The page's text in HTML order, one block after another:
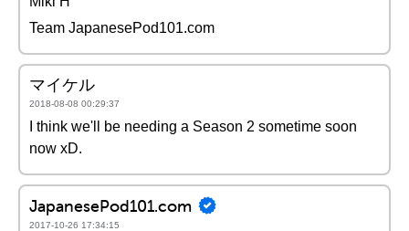
Team JapanesePod101.com
マイケル
2018-08-08 00:29:37
I think we'll be needing a Season 2 sometime soon
now xD.
JapanesePod101.com
2017-10-26 17:34:15